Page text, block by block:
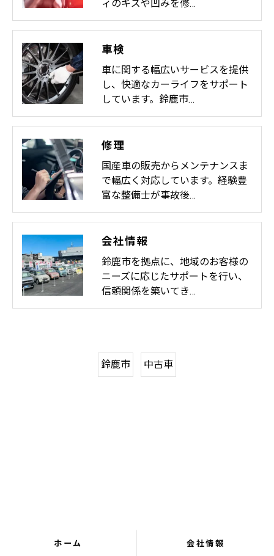
ィのキズや凹みを修…
車検
車に関する幅広いサービスを提供
し、快適なカーライフをサポート
しています。鈴鹿市…
修理
国産車の販売からメンテナンスま
で幅広く対応しています。経験豊
富な整備士が事故後…
会社情報
鈴鹿市を拠点に、地域のお客様の
ニーズに応じたサポートを行い、
信頼関係を築いてき…
鈴鹿市 中古車
ホーム 会社情報